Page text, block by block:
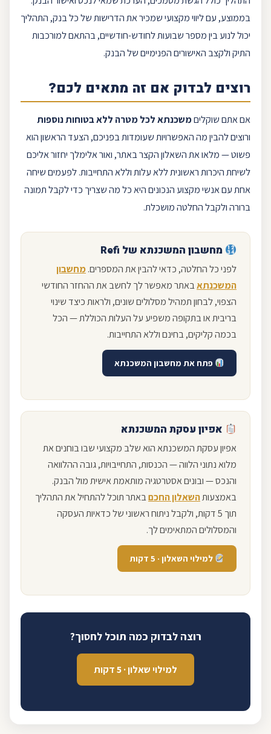
בממוצע, עם ליווי מקצועי שמכיר את הדרישות של כל בנק, התהליך
יכול לנוע בין מספר שבועות לחודש-חודשיים, בהתאם למורכבות
התיק ולקצב האישורים הפנימיים של הבנק.
רוצים לבדוק אם זה מתאים לכם?
אם אתם שוקליםמשכנתא לכל מטרה ללא בטוחות נוספות
ורוצים להבין מה האפשרויות שעומדות בפניכם, הצעד הראשון הוא
פשוט — מלאו את השאלוןהקצר באתר, ואור אלימלך יחזור אליכם
לשיחת היכרות ראשונית ללא עלות וללא התחייבות. לפעמים שיחה
אחת עם אנשי מקצוע הנכונים היא כל מה שצריך כדי לקבל תמונה
ברורה ולקבל החלטה מושכלת.
מחשבון המשכנתא של Refi
לפני כל החלטה, כדאי להבין את המספרים.מחשבון
המשכנתאבאתר מאפשר לך לחשב את ההחזר החודשי
הצפוי, לבחוןתמהיל מסלוליםשונים, ולראות כיצד שינוי
בריבית או בתקופה משפיע על העלות הכוללת — הכל
בכמה קליקים, בחינם וללא התחייבות.
פתח את מחשבון המשכנתא
אפיון עסקת המשכנתא
אפיון עסקת המשכנתא הוא שלב מקצועי שבו בוחנים את
מלוא נתוני הלווה — הכנסות, התחייבויות, גובה ההלוואה
והנכס — ובונים אסטרטגיה מותאמת אישית מול הבנק.
באמצעותהשאלון החכםבאתר תוכל להתחיל את התהליך
תוך 5 דקות, ולקבל ניתוח ראשוני של כדאיות העסקה
והמסלולים המתאימים לך.
למילוי השאלון · 5 דקות
רוצה לבדוק כמה תוכל לחסוך?
למילוי שאלון · 5 דקות